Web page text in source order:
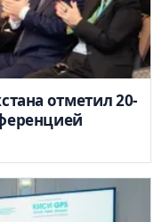
отметил 20-